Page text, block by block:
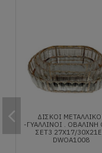
ΔΙΣΚΟΙ
-ΓΥΑΛΛΙΝΟΙ . ΟΒΑΛΙΝΗ
ΣΕΤ3 27X17/
DWOA1008